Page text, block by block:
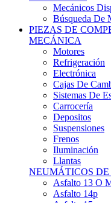
Mecánicos
Búsqueda De
PIEZAS DE
MECÁNICA
Motores
Refrigeración
Electrónica
Cajas De
Sistemas De
Carrocería
Depositos
Suspensiones
Frenos
Iluminación
Llantas
NEUMÁTICOS DE
Asfalto 13 O
Asfalto 14p